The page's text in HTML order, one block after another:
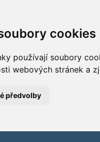
cookies
používají soubory
webových stránek a
předvolby